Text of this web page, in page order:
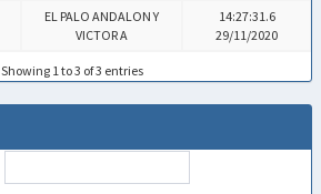
EL PALO ANDALON Y
VICTOR A
14:27:31.6
29/11/2020
Showing 1 to 3 of 3 entries